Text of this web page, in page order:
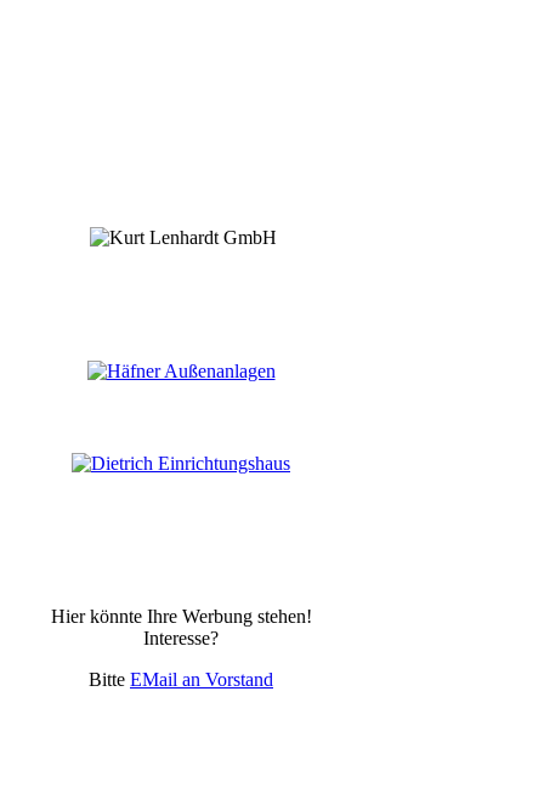
Hier könnte Ihre Werbung stehen!
Interesse?
Bitte EMail an Vorstand